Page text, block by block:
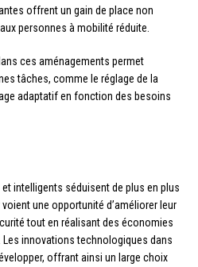
offrent un gain de place non
personnes à mobilité réduite.
ces aménagements permet
tâches, comme le réglage de la
adaptatif en fonction des besoins
intelligents séduisent de plus en plus
une opportunité d’améliorer leur
tout en réalisant des économies
innovations technologiques dans
offrant ainsi un large choix